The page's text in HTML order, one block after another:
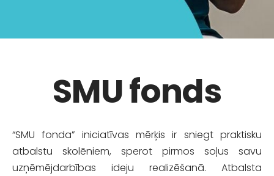
SMU fonds
“SMU fonda” iniciatīvas mērķis ir sniegt praktisku
atbalstu skolēniem, sperot pirmos soļus savu
uzņēmējdarbības ideju realizēšanā. Atbalsta